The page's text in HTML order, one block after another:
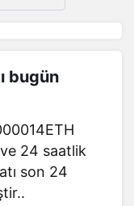
bugün
24 saatlik
son 24